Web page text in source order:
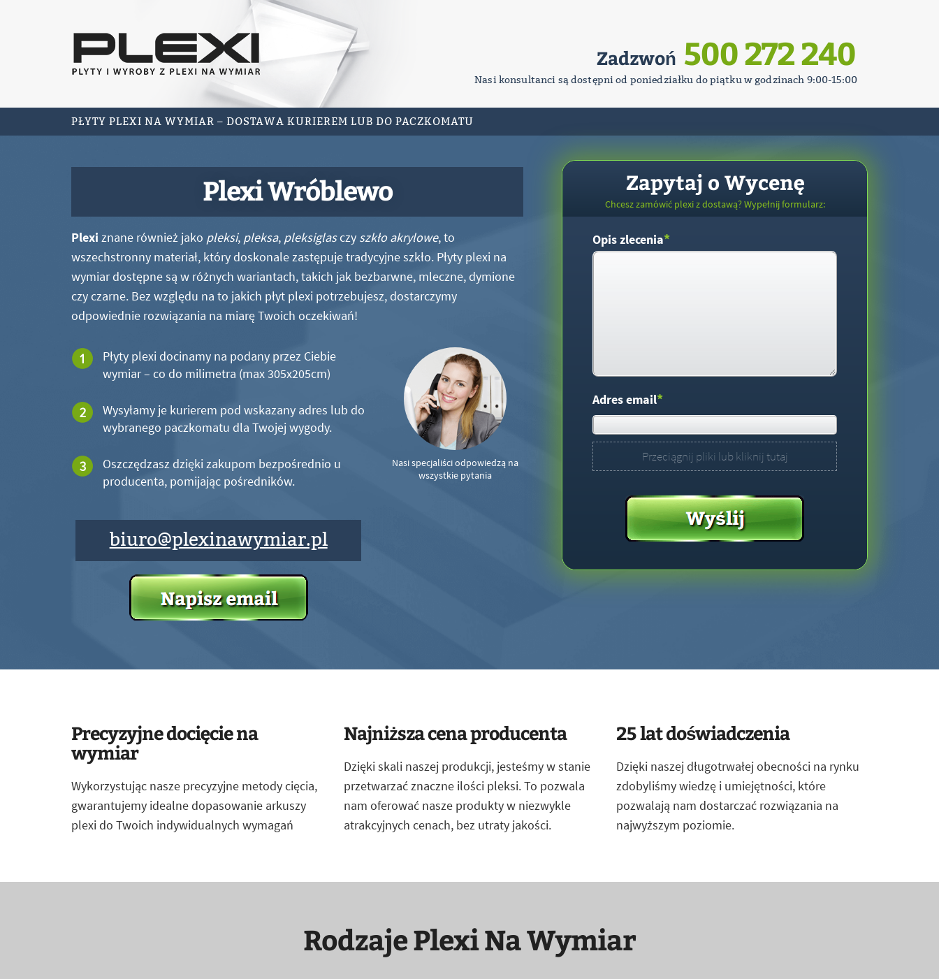
Zadzwoń 500 272 240
Nasi konsultanci są dostępni od poniedziałku do piątku w godzinach 9:00-15:00
PŁYTY PLEXI NA WYMIAR – DOSTAWA KURIEREM LUB DO PACZKOMATU
Plexi Wróblewo
Plexi znane również jako pleksi, pleksa, pleksiglasczy szkło akrylowe, to
wszechstronny materiał, który doskonale zastępuje tradycyjne szkło. Płyty plexi na
wymiar dostępne są w różnych wariantach, takich jak bezbarwne, mleczne, dymione
czy czarne. Bez względu na to jakich płyt plexi potrzebujesz, dostarczymy
odpowiednie rozwiązania na miarę Twoich oczekiwań!
Płyty plexi docinamy na podany przez Ciebie
wymiar – co do milimetra (max 305x205cm)
Wysyłamy je kurierem pod wskazany adres lub do
wybranego paczkomatu dla Twojej wygody.
Oszczędzasz dzięki zakupom bezpośrednio u
producenta, pomijając pośredników.
biuro@plexinawymiar.pl
Nasi specjaliści odpowiedzą na
wszystkie pytania
Zapytaj o Wycenę
Chcesz zamówić plexi z dostawą? Wypełnij formularz:
Opis zlecenia*
Adres email*
Przeciągnij pliki lub kliknij tutaj
Precyzyjne docięcie na
wymiar
Wykorzystując nasze precyzyjne metody cięcia,
gwarantujemy idealne dopasowanie arkuszy
plexi do Twoich indywidualnych wymagań
Najniższa cena producenta
Dzięki skali naszej produkcji, jesteśmy w stanie
przetwarzać znaczne ilości pleksi. To pozwala
nam oferować nasze produkty w niezwykle
atrakcyjnych cenach, bez utraty jakości.
25 lat doświadczenia
Dzięki naszej długotrwałej obecności na rynku
zdobyliśmy wiedzę i umiejętności, które
pozwalają nam dostarczać rozwiązania na
najwyższym poziomie.
Rodzaje Plexi Na Wymiar